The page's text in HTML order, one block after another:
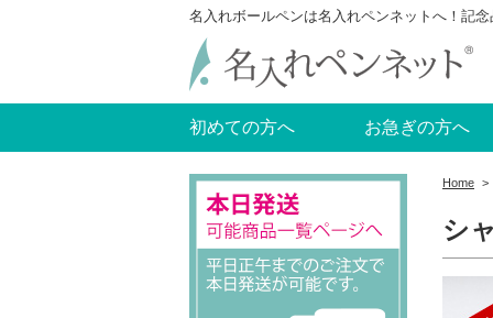
名入れボールペンは名入れペンネットへ！記
初めての方へ お急ぎの方へ
Home >
シ